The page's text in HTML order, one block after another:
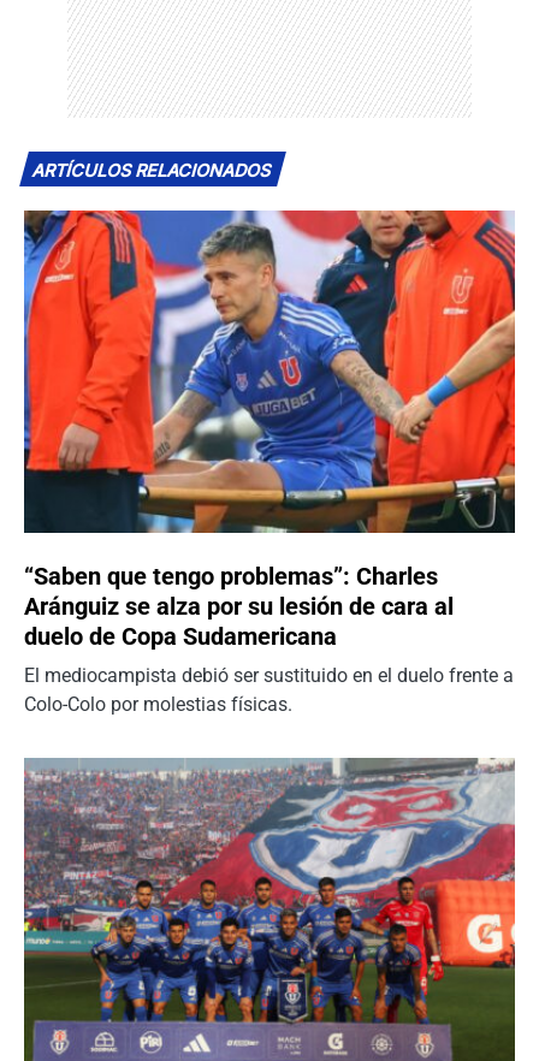
ARTÍCULOS RELACIONADOS
“Saben que tengo problemas”: Charles
Aránguiz se alza por su lesión de cara al
duelo de Copa Sudamericana
El mediocampista debió ser sustituido en el duelo frente a
Colo-Colo por molestias físicas.